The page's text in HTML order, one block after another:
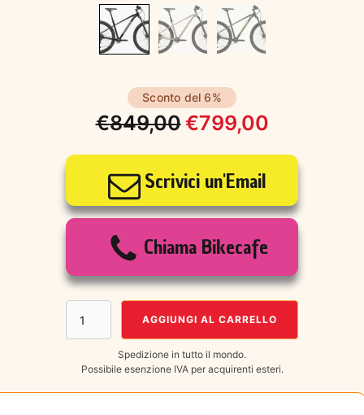
Sconto del 6%
€849,00
Il
prezzo
originale
€849,00.
€799,00
Il
prezzo
attuale
€799,00.
Scrivici un'Email
Chiama Bikecafe
Cannondale
Trail
1
AGGIUNGI AL CARRELLO
Spedizione in tutto il mondo.
Possibile esenzione IVA per acquirenti esteri.